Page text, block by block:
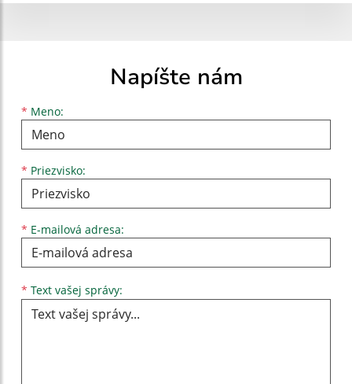
Napíšte nám
* Meno:
Meno
* Priezvisko:
Priezvisko
* E-mailová adresa:
E-mailová adresa
* Text vašej správy: